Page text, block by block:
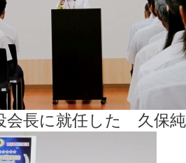
会長に就任した 久保